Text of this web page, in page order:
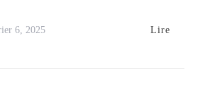
6, 2025 Lire